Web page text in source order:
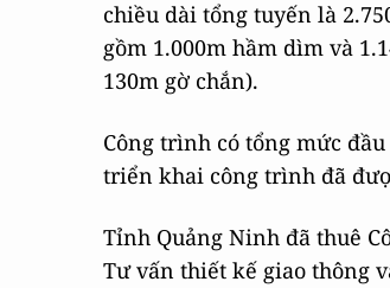
chiều dài tổng tuyến là
gồm 1.000m hầm dìm và
130m gờ chắn).
Công trình có tổng mức
triển khai công trình đã
Tỉnh Quảng Ninh đã thuê
Tư vấn thiết kế giao thông